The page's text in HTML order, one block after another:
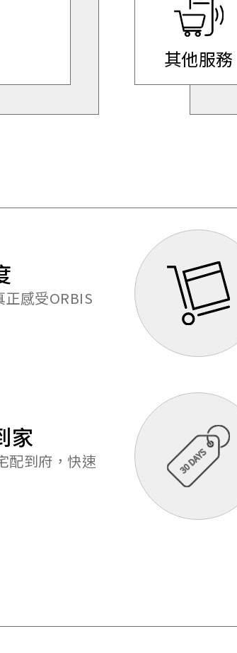
其他服務
感受ORBIS
家
配到府，快速